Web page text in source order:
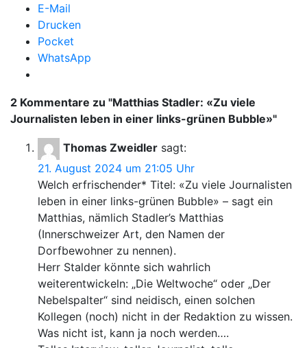
E-Mail
Drucken
Pocket
WhatsApp
2 Kommentare zu "Matthias Stadler: «Zu viele
Journalisten leben in einer links-grünen Bubble»"
Thomas Zweidler sagt:
21. August 2024 um 21:05 Uhr
Welch erfrischender* Titel: «Zu viele Journalisten
leben in einer links-grünen Bubble» – sagt ein
Matthias, nämlich Stadler’s Matthias
(Innerschweizer Art, den Namen der
Dorfbewohner zu nennen).
Herr Stalder könnte sich wahrlich
weiterentwickeln: „Die Weltwoche“ oder „Der
Nebelspalter“ sind neidisch, einen solchen
Kollegen (noch) nicht in der Redaktion zu wissen.
Was nicht ist, kann ja noch werden….